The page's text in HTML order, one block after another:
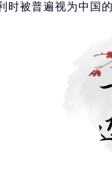
时被普遍视为中国